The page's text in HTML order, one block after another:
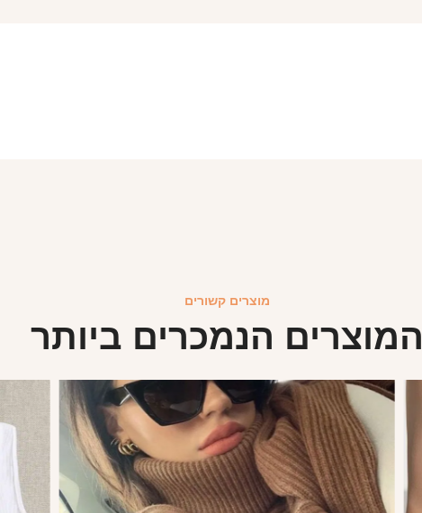
מוצרים קשורים
המוצרים הנמכרים ביותר